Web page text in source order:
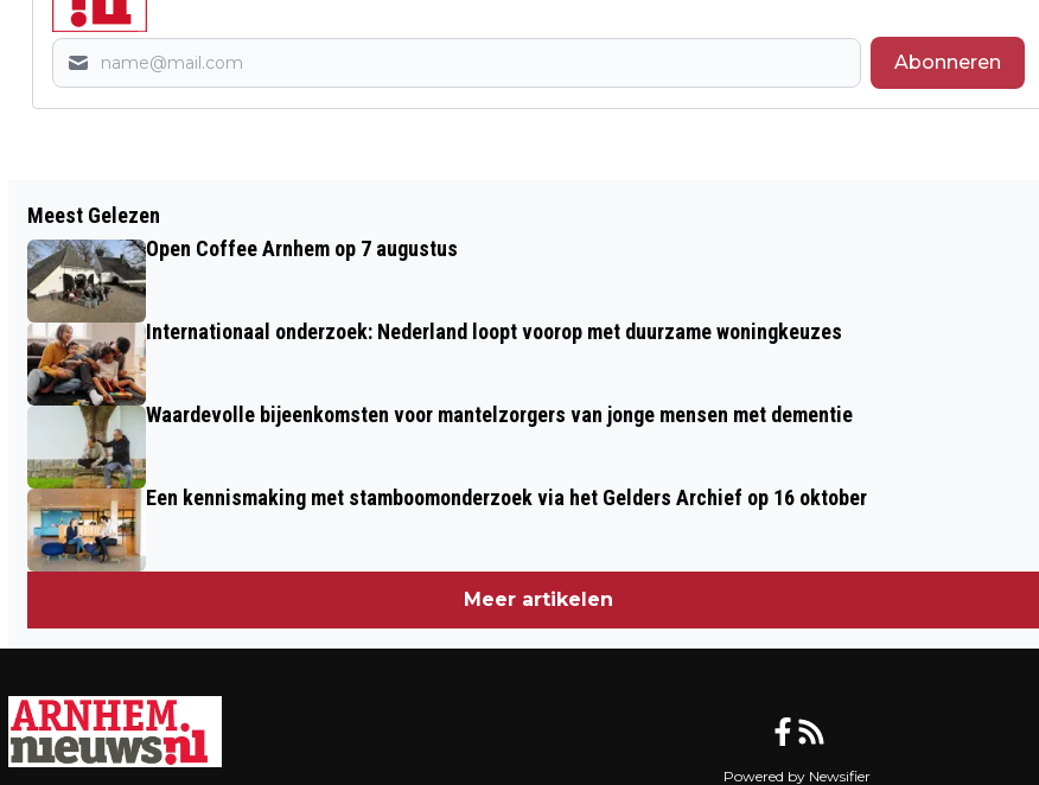
Abonneren
FILMKLASSIEKER MET LIVEMUZIEK IN
FOCUS OP 10 APRIL
Meest Gelezen
Open Coffee Arnhem op 7 augustus
Internationaal onderzoek: Nederland loopt voorop met duurzame woningkeuzes
Waardevolle bijeenkomsten voor mantelzorgers van jonge mensen met dementie
Een kennismaking met stamboomonderzoek via het Gelders Archief op 16 oktober
Meer artikelen
Powered by Newsifier